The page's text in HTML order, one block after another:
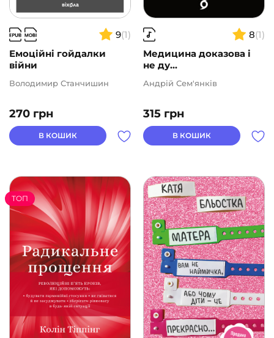
9(1)
Емоційні гойдалки
війни
270 грн
Володимир Станчишин
В КОШИК
8(1)
Медицина доказова і
не ду...
315 грн
Андрій Сем'янків
В КОШИК
ТОП